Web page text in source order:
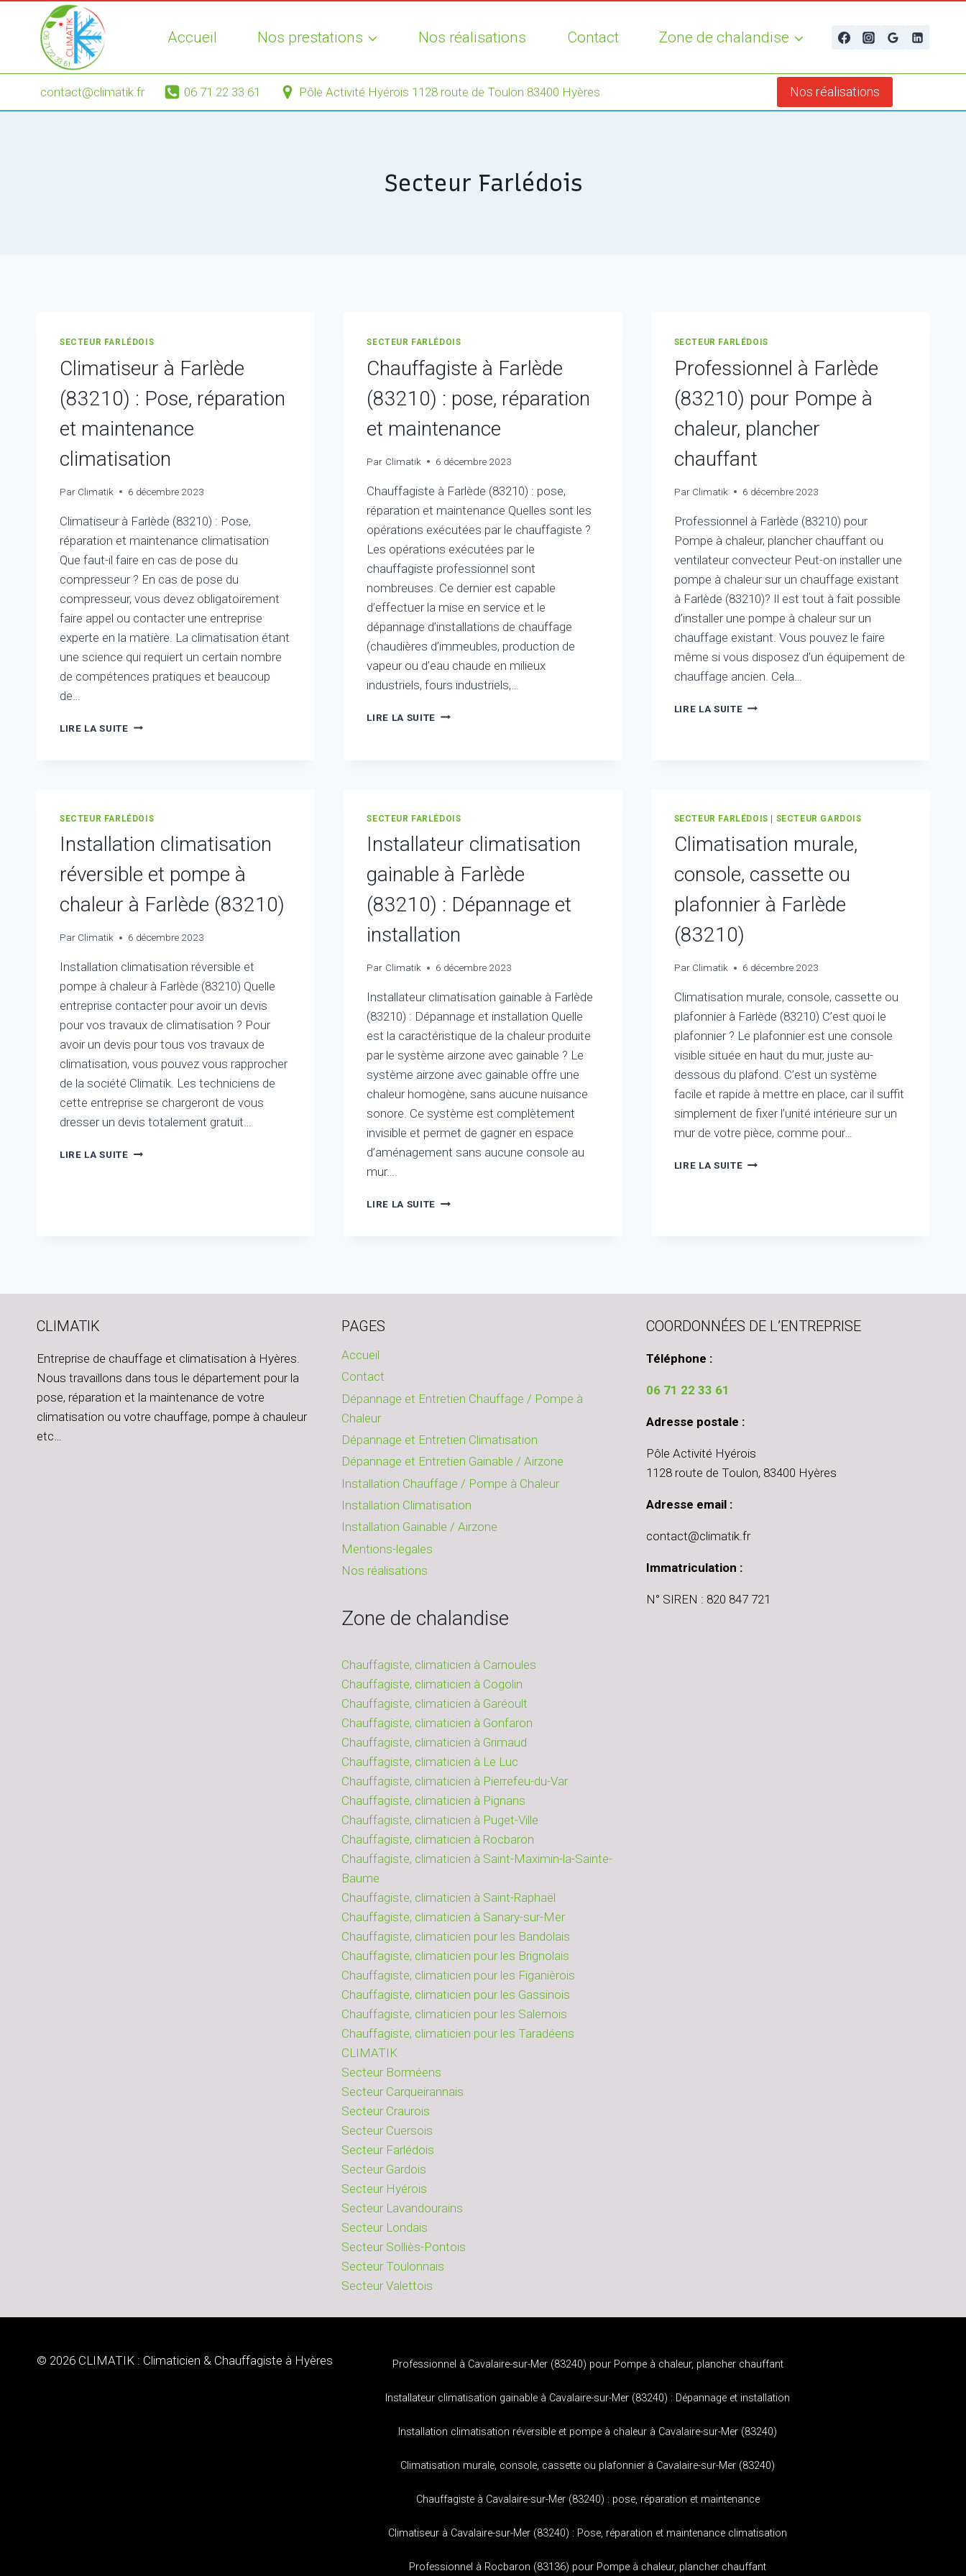
contenu
Accueil Nos prestations Nos réalisations Contact Zone de chalandise
contact@climatik.fr 06 71 22 33 61 Pôle Activité Hyérois 1128 route de Toulon 83400 Hyères Nos réalisations
Secteur Farlédois
SECTEUR FARLÉDOIS
Climatiseur à Farlède
(83210) : Pose, réparation
et maintenance
climatisation
Par Climatik 6 décembre 2023
Climatiseur à Farlède (83210) : Pose,
réparation et maintenance climatisation
Que faut-il faire en cas de pose du
compresseur ? En cas de pose du
compresseur, vous devez obligatoirement
faire appel ou contacter une entreprise
experte en la matière. La climatisation étant
une science qui requiert un certain nombre
de compétences pratiques et beaucoup
de…
LIRE LA SUITECLIMATISEUR
RÉPARATION
MAINTENANCE
SECTEUR FARLÉDOIS
Chauffagiste à Farlède
(83210) : pose, réparation
et maintenance
Par Climatik 6 décembre 2023
Chauffagiste à Farlède (83210) : pose,
réparation et maintenance Quelles sont les
opérations exécutées par le chauffagiste ?
Les opérations exécutées par le
chauffagiste professionnel sont
nombreuses. Ce dernier est capable
d’effectuer la mise en service et le
dépannage d’installations de chauffage
(chaudières d’immeubles, production de
vapeur ou d’eau chaude en milieux
industriels, fours industriels,…
LIRE LA SUITE CHAUFFAGISTE
ET
MAINTENANCE
SECTEUR FARLÉDOIS
Professionnel à Farlède
(83210) pour Pompe à
chaleur, plancher
chauffant
Par Climatik 6 décembre 2023
Professionnel à Farlède (83210) pour
Pompe à chaleur, plancher chauffant ou
ventilateur convecteur Peut-on installer une
pompe à chaleur sur un chauffage existant
à Farlède (83210)? Il est tout à fait possible
d’installer une pompe à chaleur sur un
chauffage existant. Vous pouvez le faire
même si vous disposez d’un équipement de
chauffage ancien. Cela…
LIRE LA SUITEPROFESSIONNEL
CHALEUR,
PLANCHER
CHAUFFANT
SECTEUR FARLÉDOIS
Installation climatisation
réversible et pompe à
chaleur à Farlède (83210)
Par Climatik 6 décembre 2023
Installation climatisation réversible et
pompe à chaleur à Farlède (83210) Quelle
entreprise contacter pour avoir un devis
pour vos travaux de climatisation ? Pour
avoir un devis pour tous vos travaux de
climatisation, vous pouvez vous rapprocher
de la société Climatik. Les techniciens de
cette entreprise se chargeront de vous
dresser un devis totalement gratuit…
LIRE LA SUITEINSTALLATION
SECTEUR FARLÉDOIS
Installateur climatisation
gainable à Farlède
(83210) : Dépannage et
installation
Par Climatik 6 décembre 2023
Installateur climatisation gainable à Farlède
(83210) : Dépannage et installation Quelle
est la caractéristique de la chaleur produite
par le système airzone avec gainable ? Le
système airzone avec gainable offre une
chaleur homogène, sans aucune nuisance
sonore. Ce système est complètement
invisible et permet de gagner en espace
d’aménagement sans aucune console au
mur….
LIRE LA SUITE INSTALLATEUR
SECTEUR FARLÉDOIS | SECTEUR GARDOIS
Climatisation murale,
console, cassette ou
plafonnier à Farlède
(83210)
Par Climatik 6 décembre 2023
Climatisation murale, console, cassette ou
plafonnier à Farlède (83210) C’est quoi le
plafonnier ? Le plafonnier est une console
visible située en haut du mur, juste au-
dessous du plafond. C’est un système
facile et rapide à mettre en place, car il suffit
simplement de fixer l’unité intérieure sur un
mur de votre pièce, comme pour…
LIRE LA SUITECLIMATISATION
CLIMATIK
Entreprise de chauffage et climatisation à Hyères.
Nous travaillons dans tous le département pour la
pose, réparation et la maintenance de votre
climatisation ou votre chauffage, pompe à chauleur
etc…
PAGES
Accueil
Contact
Dépannage et Entretien Chauffage / Pompe à
Chaleur
Dépannage et Entretien Climatisation
Dépannage et Entretien Gainable / Airzone
Installation Chauffage / Pompe à Chaleur
Installation Climatisation
Installation Gainable / Airzone
Mentions-legales
Nos réalisations
Zone de chalandise
Chauffagiste, climaticien à Carnoules
Chauffagiste, climaticien à Cogolin
Chauffagiste, climaticien à Garéoult
Chauffagiste, climaticien à Gonfaron
Chauffagiste, climaticien à Grimaud
Chauffagiste, climaticien à Le Luc
Chauffagiste, climaticien à Pierrefeu-du-Var
Chauffagiste, climaticien à Pignans
Chauffagiste, climaticien à Puget-Ville
Chauffagiste, climaticien à Rocbaron
Chauffagiste, climaticien à Saint-Maximin-la-Sainte-
Baume
Chauffagiste, climaticien à Saint-Raphaël
Chauffagiste, climaticien à Sanary-sur-Mer
Chauffagiste, climaticien pour les Bandolais
Chauffagiste, climaticien pour les Brignolais
Chauffagiste, climaticien pour les Figanièrois
Chauffagiste, climaticien pour les Gassinois
Chauffagiste, climaticien pour les Salernois
Chauffagiste, climaticien pour les Taradéens
CLIMATIK
Secteur Borméens
Secteur Carqueirannais
Secteur Craurois
Secteur Cuersois
Secteur Farlédois
Secteur Gardois
Secteur Hyérois
Secteur Lavandourains
Secteur Londais
Secteur Solliès-Pontois
Secteur Toulonnais
Secteur Valettois
COORDONNÉES DE L’ENTREPRISE
Téléphone :
06 71 22 33 61
Adresse postale :
Pôle Activité Hyérois
1128 route de Toulon, 83400 Hyères
Adresse email :
contact@climatik.fr
Immatriculation :
N° SIREN : 820 847 721
© 2026 CLIMATIK : Climaticien & Chauffagiste à Hyères Professionnel à Cavalaire-sur-Mer (83240) pour Pompe à chaleur, plancher chauffant
Installateur climatisation gainable à Cavalaire-sur-Mer (83240) : Dépannage et installation
Installation climatisation réversible et pompe à chaleur à Cavalaire-sur-Mer (83240)
Climatisation murale, console, cassette ou plafonnier à Cavalaire-sur-Mer (83240)
Chauffagiste à Cavalaire-sur-Mer (83240) : pose, réparation et maintenance
Climatiseur à Cavalaire-sur-Mer (83240) : Pose, réparation et maintenance climatisation
Professionnel à Rocbaron (83136) pour Pompe à chaleur, plancher chauffant